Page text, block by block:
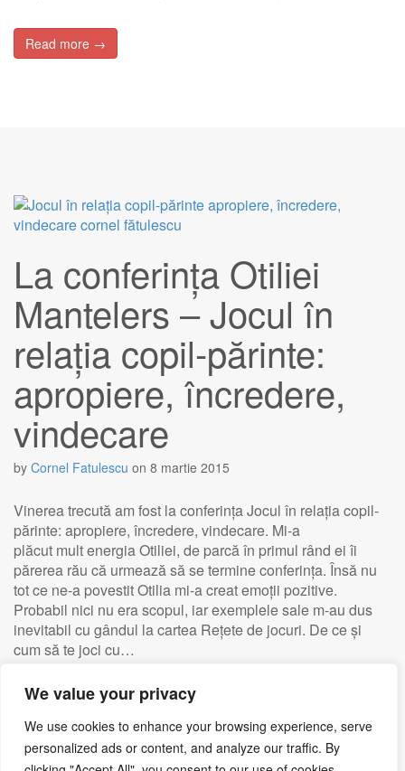
We value your privacy
We use cookies to enhance your browsing experience, serve
personalized ads or content, and analyze our traffic. By
Read more →
La conferința Otiliei
Mantelers – Jocul în
relaţia copil-părinte:
apropiere, încredere,
vindecare
by Cornel Fatulescu on 8 martie 2015
Vinerea trecută am fost la conferința Jocul în relaţia copil-
părinte: apropiere, încredere, vindecare. Mi-a
plăcut mult energia Otiliei, de parcă în primul rând ei îi
părerea rău că urmează să se termine conferința. Însă nu
tot ce ne-a povestit Otilia mi-a creat emoții pozitive.
Probabil nici nu era scopul, iar exemplele sale m-au dus
inevitabil cu gândul la cartea Rețete de jocuri. De ce și
cum să te joci cu…
Read more →